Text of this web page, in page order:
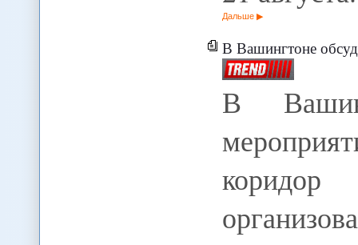
Дальше
В Вашингтоне обсудили
В
коридор